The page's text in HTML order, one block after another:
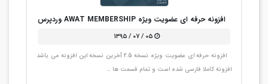
افزونه حرفه ای عضویت ویژه AWAT MEMBERSHIP وردپرس
۰۵ / ۰۷ / ۱۳۹۵
افزونه حرفه ای عضویت ویژه نسخه 2.5 آخرین نسخه این افزونه می باشد
افزونه کاملا فارسی شده است و تمام قسمت ها …